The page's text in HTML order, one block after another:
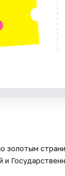
золотым
и